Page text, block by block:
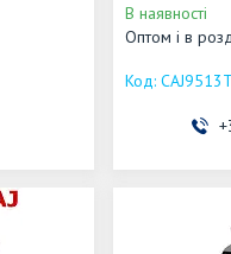
В наявності
Оптом і в
CAJ9513T